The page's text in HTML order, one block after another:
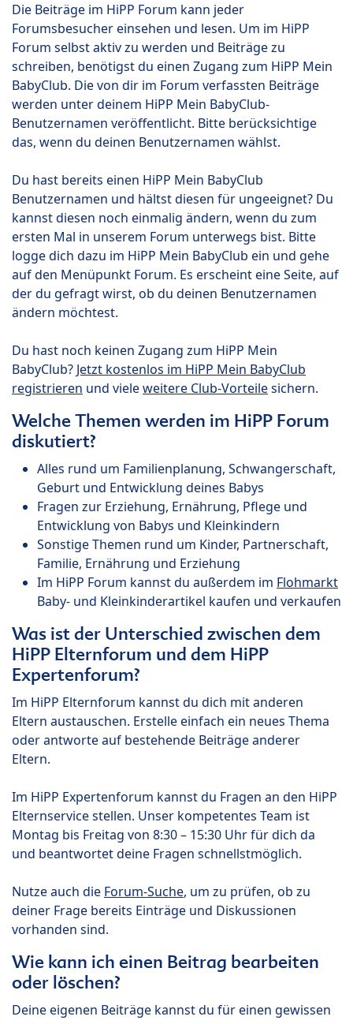
Die Beiträge im HiPP Forum kann jeder
Forumsbesucher einsehen und lesen. Um im HiPP
Forum selbst aktiv zu werden und Beiträge zu
schreiben, benötigst du einen Zugang zum HiPP Mein
BabyClub. Die von dir im Forum verfassten Beiträge
werden unter deinem HiPP Mein BabyClub-
Benutzernamen veröffentlicht. Bitte berücksichtige
das, wenn du deinen Benutzernamen wählst.
Du hast bereits einen HiPP Mein BabyClub
Benutzernamen und hältst diesen für ungeeignet? Du
kannst diesen noch einmalig ändern, wenn du zum
ersten Mal in unserem Forum unterwegs bist. Bitte
logge dich dazu im HiPP Mein BabyClub ein und gehe
auf den Menüpunkt Forum. Es erscheint eine Seite, auf
der du gefragt wirst, ob du deinen Benutzernamen
ändern möchtest.
Du hast noch keinen Zugang zum HiPP Mein
BabyClub? Jetzt kostenlos im HiPP Mein BabyClub
registrieren und vieleweitere Club-Vorteilesichern.
Welche Themen werden im HiPP Forum
diskutiert?
Alles rund um Familienplanung, Schwangerschaft,
Geburt und Entwicklung deines Babys
Fragen zur Erziehung, Ernährung, Pflege und
Entwicklung von Babys und Kleinkindern
Sonstige Themen rund um Kinder, Partnerschaft,
Familie, Ernährung und Erziehung
Im HiPP Forum kannst du außerdem im Flohmarkt
Baby- und Kleinkinderartikel kaufen und verkaufen
Was ist der Unterschied zwischen dem
HiPP Elternforum und dem HiPP
Expertenforum?
Im HiPP Elternforum kannst du dich mit anderen
Eltern austauschen. Erstelle einfach ein neues Thema
oder antworte auf bestehende Beiträge anderer
Eltern.
Im HiPP Expertenforum kannst du Fragen an den HiPP
Elternservice stellen. Unser kompetentes Team ist
Montag bis Freitag von 8:30 – 15:30 Uhr für dich da
und beantwortet deine Fragen schnellstmöglich.
Nutze auch die Forum-Suche, um zu prüfen, ob zu
deiner Frage bereits Einträge und Diskussionen
vorhanden sind.
Wie kann ich einen Beitrag bearbeiten
oder löschen?
Deine eigenen Beiträge kannst du für einen gewissen